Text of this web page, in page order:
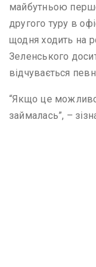
майбутньою
другого туру в
щодня ходить на
Зеленського
відчувається
“Якщо це
займалась”, –